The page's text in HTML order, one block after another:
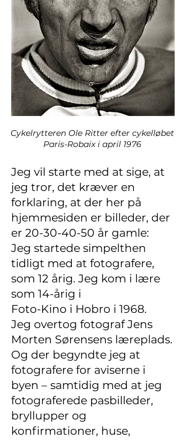
Cykelrytteren Ole Ritter efter cykelløbet
Paris-Robaix i april 1976
Jeg vil starte med at sige, at
jeg tror, det kræver en
forklaring, at der her på
hjemmesiden er billeder, der
er 20-30-40-50 år gamle:
Jeg startede simpelthen
tidligt med at fotografere,
som 12 årig. Jeg kom i lære
som 14-årig i
Foto-Kino i Hobro i 1968.
Jeg overtog fotograf Jens
Morten Sørensens læreplads.
Og der begyndte jeg at
fotografere for aviserne i
byen – samtidig med at jeg
fotograferede pasbilleder,
bryllupper og
konfirmationer, huse,